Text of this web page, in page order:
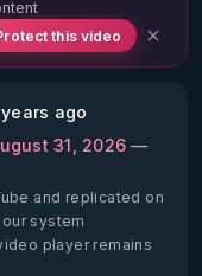
this video
ago
31, 2026 —
and replicated on
system
player remains